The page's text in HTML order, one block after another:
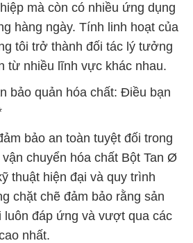
mà còn có nhiều ứng dụng
hàng ngày. Tính linh hoạt của
tôi trở thành đối tác lý tưởng
từ nhiều lĩnh vực khác nhau.
bảo quản hóa chất: Điều bạn
bảo an toàn tuyệt đối trong
chuyển hóa chất Bột Tan Ø
thuật hiện đại và quy trình
chặt chẽ đảm bảo rằng sản
luôn đáp ứng và vượt qua các
nhất.